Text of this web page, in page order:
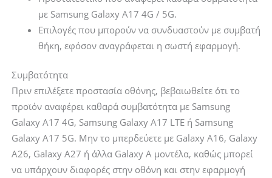
με Samsung Galaxy A17 4G / 5G.
Επιλογές που μπορούν να συνδυαστούν με συμβατή
θήκη, εφόσον αναγράφεται η σωστή εφαρμογή.
Συμβατότητα
Πριν επιλέξετε προστασία οθόνης, βεβαιωθείτε ότι το
προϊόν αναφέρει καθαρά συμβατότητα με Samsung
Galaxy A17 4G, Samsung Galaxy A17 LTE ή Samsung
Galaxy A17 5G. Μην το μπερδεύετε με Galaxy A16, Galaxy
A26, Galaxy A27 ή άλλα Galaxy A μοντέλα, καθώς μπορεί
να υπάρχουν διαφορές στην οθόνη και στην εφαρμογή